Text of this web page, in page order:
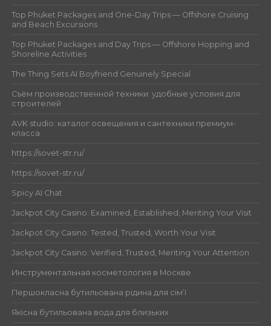
Top Phuket Packages and One-Day Trips — Offshore Cruising
and Beach Excursions
Top Phuket Packages and Day Trips — Offshore Hopping and
Shoreline Activities
The Thing Sets AI Boyfriend Genuinely Special
Съём производственной техники: удобные условия для
строителей
AVK studio: каталог освещения и сантехники премиум-
класса
https://sovet-str.ru/
https://sovet-str.ru/
Spicy AI Chat
Jackpot City Casino: Examined, Established, Meriting Your Visit
Jackpot City Casino: Tested, Trusted, Worth Your Visit
Jackpot City Casino: Verified, Trusted, Meriting Your Attention
Инструментальная косметология в Москве
Першокласна бутильована рідина для сім’ї
Якісна бутильована вода для близьких